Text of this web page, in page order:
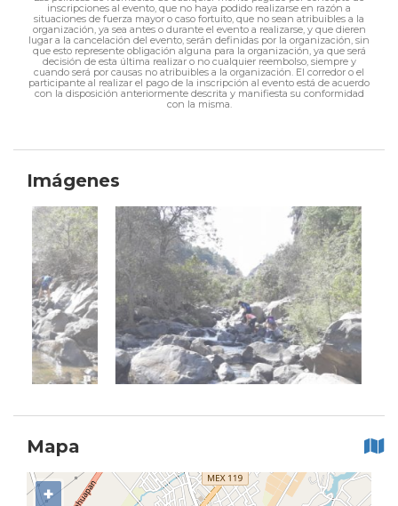
inscripciones al evento, que no haya podido realizarse en razón a
situaciones de fuerza mayor o caso fortuito, que no sean atribuibles a la
organización, ya sea antes o durante el evento a realizarse, y que dieren
lugar a la cancelación del evento, serán definidas por la organización, sin
que esto represente obligación alguna para la organización, ya que será
decisión de esta última realizar o no cualquier reembolso, siempre y
cuando será por causas no atribuibles a la organización. El corredor o el
participante al realizar el pago de la inscripción al evento está de acuerdo
con la disposición anteriormente descrita y manifiesta su conformidad
con la misma.
Imágenes
Mapa
+